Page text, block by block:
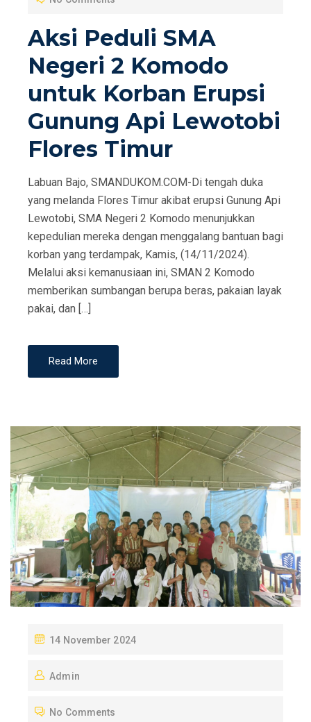
E
O
N
Aksi Peduli SMA
Negeri 2 Komodo
untuk Korban Erupsi
Gunung Api Lewotobi
Flores Timur
Labuan Bajo, SMANDUKOM.COM-Di tengah duka
yang melanda Flores Timur akibat erupsi Gunung Api
Lewotobi, SMA Negeri 2 Komodo menunjukkan
kepedulian mereka dengan menggalang bantuan bagi
korban yang terdampak, Kamis, (14/11/2024).
Melalui aksi kemanusiaan ini, SMAN 2 Komodo
memberikan sumbangan berupa beras, pakaian layak
pakai, dan […]
Read More
P
S
E
14 November 2024
Admin
No Comments